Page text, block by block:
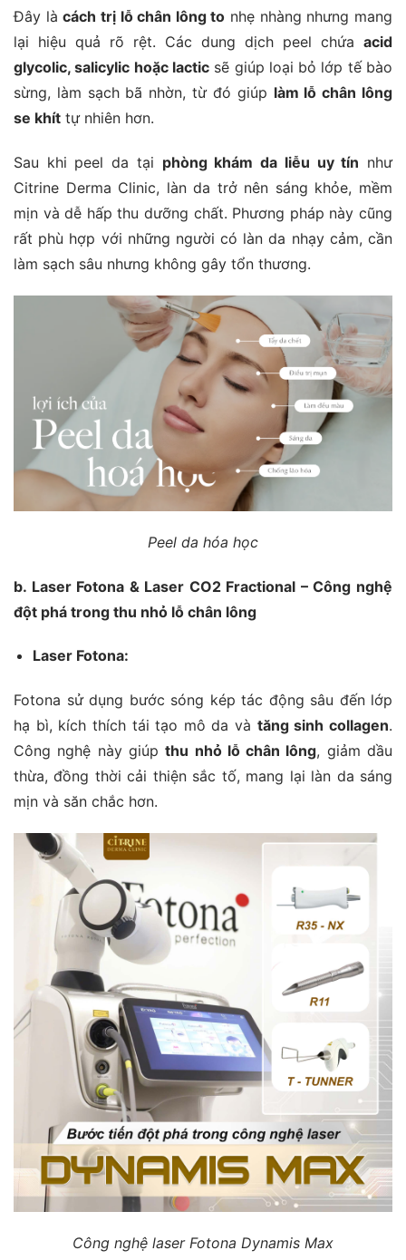
Đây làcách trị lỗ chân lông to nhẹ nhàng nhưng mang
lại hiệu quả rõ rệt. Các dung dịch peel chứa acid
glycolic, salicylic hoặc lacticsẽ giúp loại bỏ lớp tế bào
sừng, làm sạch bã nhờn, từ đó giúp làm lỗ chân lông
se khít tự nhiên hơn.
Sau khi peel da tại phòng khám da liễu uy tín như
Citrine Derma Clinic, làn da trở nên sáng khỏe, mềm
mịn và dễ hấp thu dưỡng chất. Phương pháp này cũng
rất phù hợp với những người có làn da nhạy cảm, cần
làm sạch sâu nhưng không gây tổn thương.
Peel da hóa học
b. Laser Fotona & Laser CO2 Fractional – Công nghệ
đột phá trong thu nhỏ lỗ chân lông
Laser Fotona:
Fotona sử dụng bước sóng kép tác động sâu đến lớp
hạ bì, kích thích tái tạo mô da và tăng sinh collagen.
Công nghệ này giúpthu nhỏ lỗ chân lông, giảm dầu
thừa, đồng thời cải thiện sắc tố, mang lại làn da sáng
mịn và săn chắc hơn.
Công nghệ laser Fotona Dynamis Max